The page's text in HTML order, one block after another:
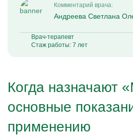
Комментарий врача:
Андреева Светлана
Врач-терапевт
Стаж работы: 7 лет
Когда назначают
основные
применению